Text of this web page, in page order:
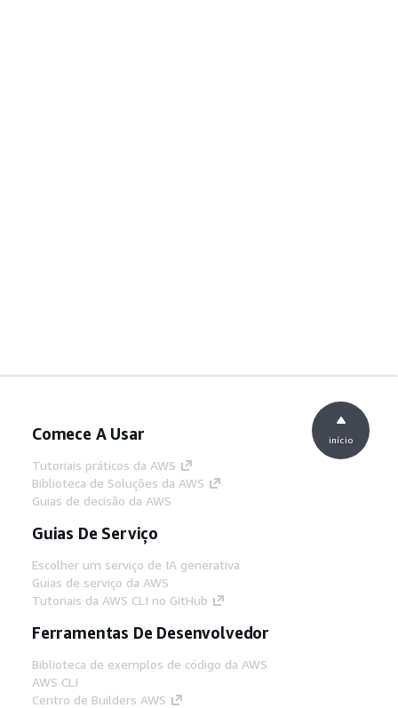
Comece A Usar
Tutoriais práticos da AWS
Biblioteca de Soluções da AWS
Guias de decisão da AWS
Guias De Serviço
Escolher um serviço de IA generativa
Guias de serviço da AWS
Tutoriais da AWS CLI no GitHub
Ferramentas De Desenvolvedor
Biblioteca de exemplos de código da AWS
AWS CLI
Centro de Builders AWS
início